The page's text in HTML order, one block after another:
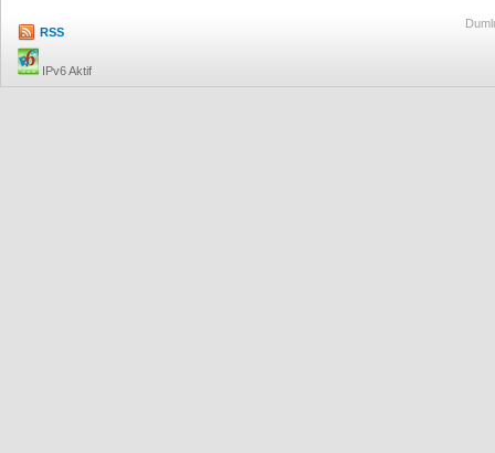
RSS
IPv6 Aktif